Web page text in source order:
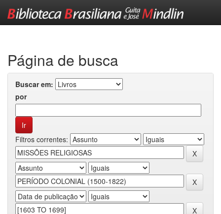
Página de busca
Buscar em:
por
Filtros correntes: